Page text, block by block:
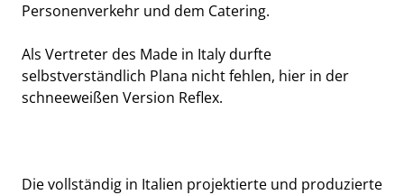
Personenverkehr und dem Catering.
Als Vertreter des Made in Italy durfte
selbstverständlich Plana nicht fehlen, hier in der
schneeweißen Version Reflex.
Die vollständig in Italien projektierte und produzierte